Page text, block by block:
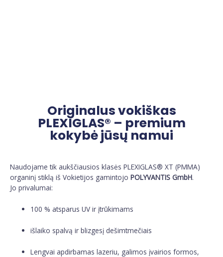
Originalus vokiškas
PLEXIGLAS® – premium
kokybė jūsų namui
Naudojame tik aukščiausios klasės PLEXIGLAS® XT (PMMA)
organinį stiklą iš Vokietijos gamintojo POLYVANTIS GmbH.
Jo privalumai:
100 % atsparus UV ir įtrūkimams
išlaiko spalvą ir blizgesį dešimtmečiais
Lengvai apdirbamas lazeriu, galimos įvairios formos,